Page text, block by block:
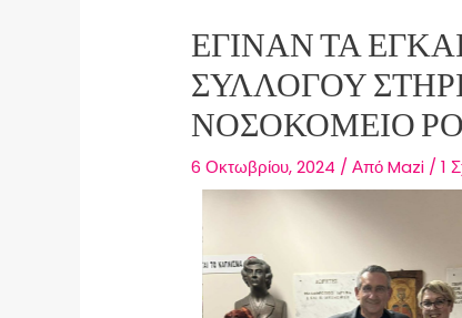
ΈΓΙΝΑΝ ΤΑ
ΣΥΛΛΌΓΟΥ
ΝΟΣΟΚΟΜΕΊΟ
6 Οκτωβρίου, 2024 / ΑπόMazi /1